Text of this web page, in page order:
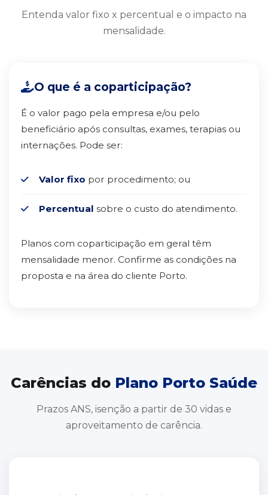
Entenda valor fixo x percentual e o impacto na
mensalidade.
O que é a coparticipação?
É o valor pago pela empresa e/ou pelo
beneficiário após consultas, exames, terapias ou
internações. Pode ser:
Valor fixo por procedimento; ou
Percentual sobre o custo do atendimento.
Planos com coparticipação em geral têm
mensalidade menor. Confirme as condições na
proposta e na área do cliente Porto.
Carências do Plano Porto Saúde
Prazos ANS, isenção a partir de 30 vidas e
aproveitamento de carência.